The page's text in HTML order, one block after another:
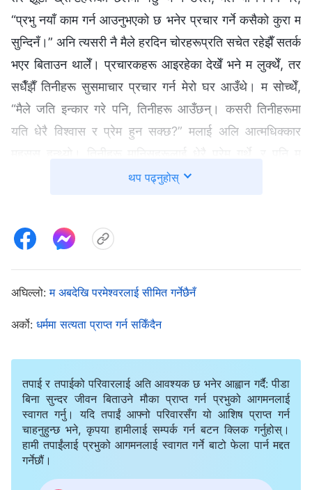
“प्रभु नयाँ काम गर्न आउनुभएको छ भनेर प्रचार गर्ने कसैको कुरा म
सुन्दिनँ।” अनि त्यसरी नै मैले हरदिन चोरहरूप्रति सचेत रहेझैँ सतर्क
भएर बिताउन थालेँ। प्रचारकहरू आइरहेका देखेँ भने म लुक्थेँ, तर
सधैँझैँ तिनीहरू सुसमाचार प्रचार गर्न मेरो घर आउँथे। म सोच्थेँ,
“मैले जति इन्कार गरे पनि, तिनीहरू आउँछन्। कसरी तिनीहरूमा
यति धेरै विश्‍वास र प्रेम हुन सक्छ?” मलाई अलि आत्मधिक्‍कार
तिनीहरूसँग यस्तो व्यवहार गर्थेँ। यो प्रभुको इच्‍छाअनुरूप थिएन।
विश्‍वास गर्दै मैले वर्षौंसम्‍म भोगेको कष्ट व्यर्थ हुन्थ्यो। मैले प्रभुको मार्ग
प्रचार गर्न जोसुकै आए पनि, मैले सुन्‍नु हुँदैनथ्यो। त्यसैले मैले पूर्वीय
भनिरहन्थे, प्रभु येशूमा विश्‍वास गर्नु परमेश्‍वरको छुटकाराको काम
मात्र स्विकार्नु हो। यदि परमेश्‍वरको आखिरी दिनहरूको काम
नपछ्याउने हो भने, हामीले साँचो रूपमा परमेश्‍वरमा विश्‍वास गरेका
हुँदैनौँ, र हामीले थुमाका पाइलाहरू पछ्याएका हुँदैनौँ। म छक्‍क परेँ।
यी वर्षहरूमा, मण्डली झन्झन् उजाड बनेको थियो, धेरै मानिसहरू
थप पढ्नुहोस्
अघिल्लो:म अबदेखि परमेश्‍वरलाई सीमित गर्नेछैनँ
अर्को: धर्ममा सत्यता प्राप्त गर्न सकिँदैन
तपाई र तपाईको परिवारलाई अति आवश्यक छ भनेर आह्वान गर्दै: पीडा
बिना सुन्दर जीवन बिताउने मौका प्राप्त गर्न प्रभुको आगमनलाई
स्वागत गर्नु। यदि तपाईं आफ्नो परिवारसँग यो आशिष प्राप्त गर्न
चाहनुहुन्छ भने, कृपया हामीलाई सम्पर्क गर्न बटन क्लिक गर्नुहोस्।
हामी तपाईंलाई प्रभुको आगमनलाई स्वागत गर्ने बाटो फेला पार्न मद्दत
गर्नेछौं।